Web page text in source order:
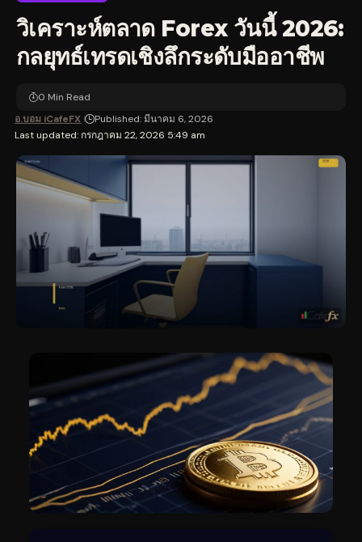
วิเคราะห์ตลาด Forex วันนี้ 2026:
กลยุทธ์เทรดเชิงลึกระดับมืออาชีพ
Last updated: กรกฎาคม 22, 2026 5:49 am
อ.บอม iCafeFX Published: มีนาคม 6, 2026
0 Min Read